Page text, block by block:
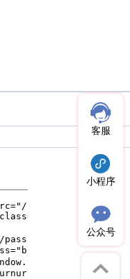
客服
小程序
公众号